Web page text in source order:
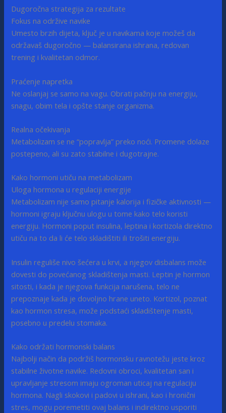
Dugoročna strategija za rezultate
Fokus na održive navike
Umesto brzih dijeta, ključ je u navikama koje možeš da
održavaš dugoročno — balansirana ishrana, redovan
trening i kvalitetan odmor.
Praćenje napretka
Ne oslanjaj se samo na vagu. Obrati pažnju na energiju,
snagu, obim tela i opšte stanje organizma.
Realna očekivanja
Metabolizam se ne “popravlja” preko noći. Promene dolaze
postepeno, ali su zato stabilne i dugotrajne.
Kako hormoni utiču na metabolizam
Uloga hormona u regulaciji energije
Metabolizam nije samo pitanje kalorija i fizičke aktivnosti —
hormoni igraju ključnu ulogu u tome kako telo koristi
energiju. Hormoni poput insulina, leptina i kortizola direktno
utiču na to da li će telo skladištiti ili trošiti energiju.
Insulin reguliše nivo šećera u krvi, a njegov disbalans može
dovesti do povećanog skladištenja masti. Leptin je hormon
sitosti, i kada je njegova funkcija narušena, telo ne
prepoznaje kada je dovoljno hrane uneto. Kortizol, poznat
kao hormon stresa, može podstaći skladištenje masti,
posebno u predelu stomaka.
Kako održati hormonski balans
Najbolji način da podržiš hormonsku ravnotežu jeste kroz
stabilne životne navike. Redovni obroci, kvalitetan san i
upravljanje stresom imaju ogroman uticaj na regulaciju
hormona. Nagli skokovi i padovi u ishrani, kao i hronični
stres, mogu poremetiti ovaj balans i indirektno usporiti